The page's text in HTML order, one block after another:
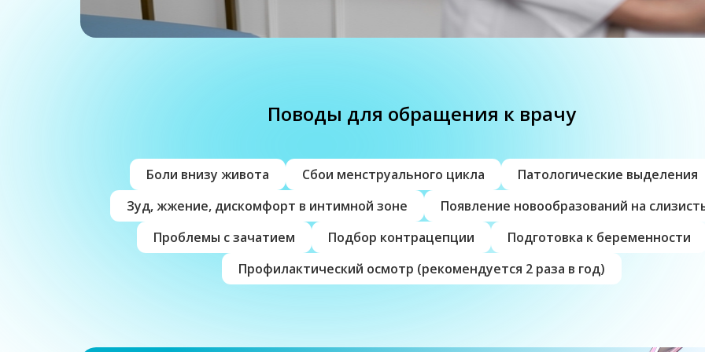
Поводы для обращения к врачу
Боли внизу живота Сбои менструального цикла
Патологические выделения
Зуд, жжение, дискомфорт в интимной зоне
Появление новообразований на
Проблемы с зачатием
Подбор контрацепции
Подготовка к беременности
Профилактический осмотр (рекомендуется 2 раза в год)